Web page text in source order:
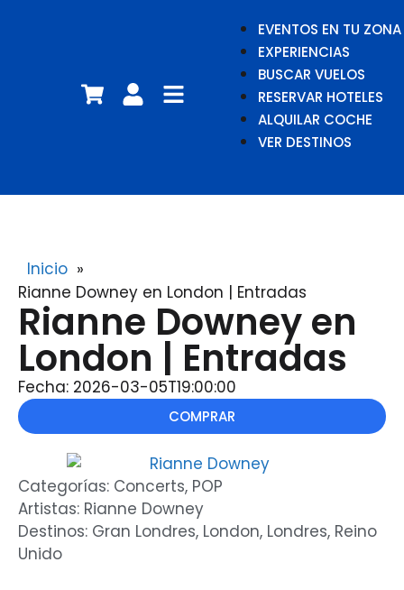
EVENTOS EN TU ZONA
EXPERIENCIAS
BUSCAR VUELOS
RESERVAR HOTELES
ALQUILAR COCHE
VER DESTINOS
Inicio »
Rianne Downey en London | Entradas
Rianne Downey en
London | Entradas
Fecha: 2026-03-05T19:00:00
COMPRAR
Categorías: Concerts, POP
Artistas: Rianne Downey
Destinos: Gran Londres, London, Londres, Reino
Unido